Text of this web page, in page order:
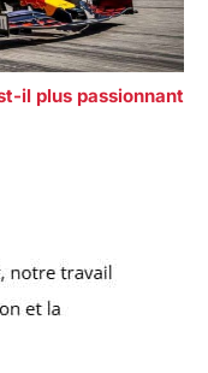
il plus passionnant